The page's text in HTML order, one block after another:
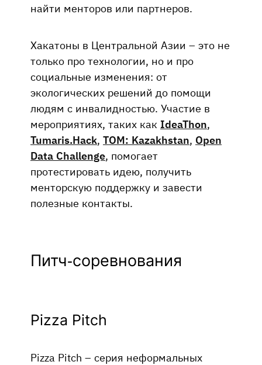
найти менторов или партнеров.
Хакатоны в Центральной Азии – это не
только про технологии, но и про
социальные изменения: от
экологических решений до помощи
людям с инвалидностью. Участие в
мероприятиях, таких как IdeaThon,
Tumaris.Hack, TOM: Kazakhstan, Open
Data Challenge, помогает
протестировать идею, получить
менторскую поддержку и завести
полезные контакты.
Питч-соревнования
Pizza Pitch
Pizza Pitch – серия неформальных